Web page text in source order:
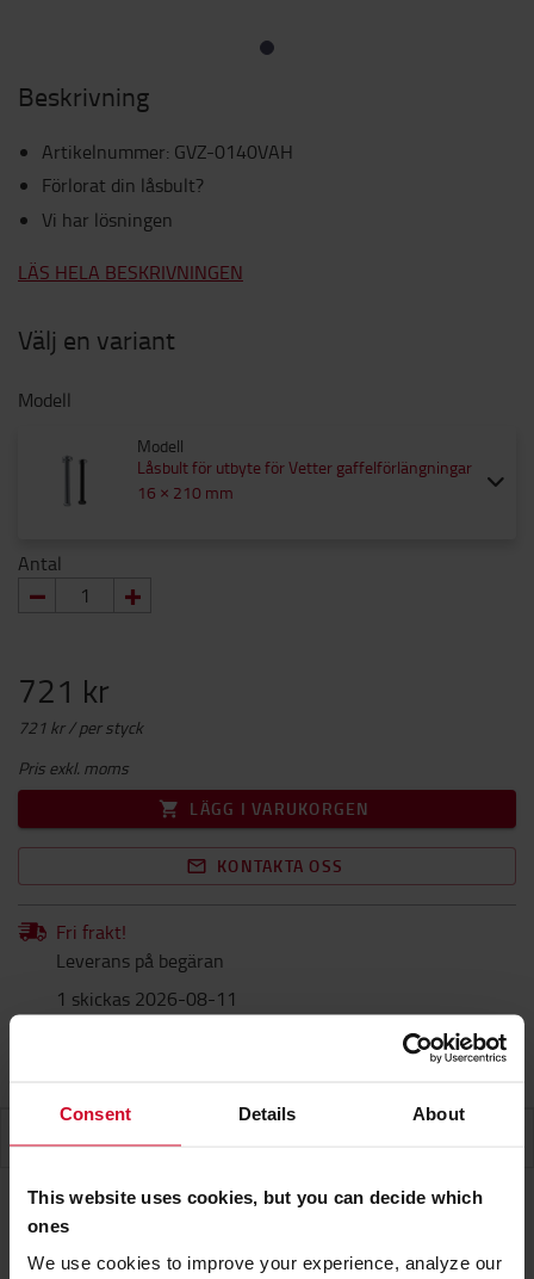
Consent Details About
This website uses cookies, but you can decide which
ones
We use cookies to improve your experience, analyze our
Beskrivning
Artikelnummer: GVZ-0140VAH
Förlorat din låsbult?
Vi har lösningen
LÄS HELA BESKRIVNINGEN
Välj en variant
Modell
Modell
Låsbult för utbyte för Vetter gaffelförlängningar
16 × 210 mm
Antal
721 kr
721 kr / per styck
Pris exkl. moms
LÄGG I VARUKORGEN
KONTAKTA OSS
Fri frakt!
Leverans på begäran
1 skickas 2026-08-11
Specifikationer